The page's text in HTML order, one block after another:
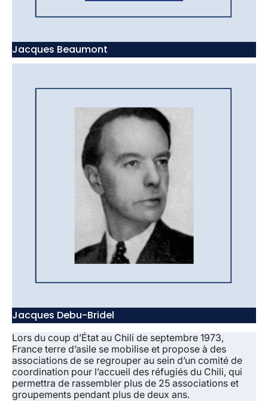
Jacques Beaumont
Jacques Debu-Bridel
Lors du coup d’État au Chili de septembre 1973,
France terre d’asile se mobilise et propose à des
associations de se regrouper au sein d’un comité de
coordination pour l’accueil des réfugiés du Chili, qui
permettra de rassembler plus de 25 associations et
groupements pendant plus de deux ans.